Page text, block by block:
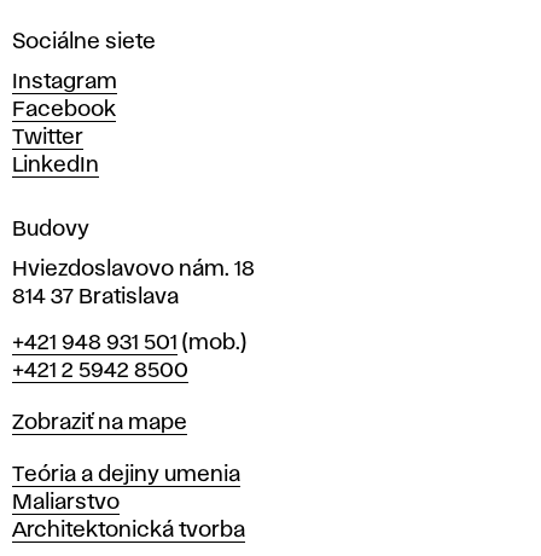
ý
c
h
u
m
e
í
v
r
a
i
l
a
v
Sociálne siete
Instagram
Facebook
Twitter
LinkedIn
Budovy
Hviezdoslavovo nám. 18
814 37 Bratislava
Telefón
+421 948 931 501 (mob.)
+421 2 5942 8500
Mapa
Zobraziť na mape
Katedry
Teória a dejiny umenia
Maliarstvo
Architektonická tvorba